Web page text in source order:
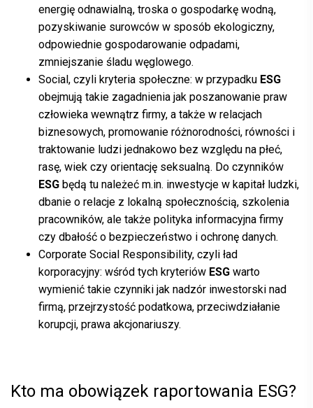
energię odnawialną, troska o gospodarkę wodną,
pozyskiwanie surowców w sposób ekologiczny,
odpowiednie gospodarowanie odpadami,
zmniejszanie śladu węglowego.
Social, czyli kryteria społeczne: w przypadku ESG
obejmują takie zagadnienia jak poszanowanie praw
człowieka wewnątrz firmy, a także w relacjach
biznesowych, promowanie różnorodności, równości i
traktowanie ludzi jednakowo bez względu na płeć,
rasę, wiek czy orientację seksualną. Do czynników
ESG będą tu należeć m.in. inwestycje w kapitał ludzki,
dbanie o relacje z lokalną społecznością, szkolenia
pracowników, ale także polityka informacyjna firmy
czy dbałość o bezpieczeństwo i ochronę danych.
Corporate Social Responsibility, czyli ład
korporacyjny: wśród tych kryteriów ESG warto
wymienić takie czynniki jak nadzór inwestorski nad
firmą, przejrzystość podatkowa, przeciwdziałanie
korupcji, prawa akcjonariuszy.
Kto ma obowiązek raportowania ESG?